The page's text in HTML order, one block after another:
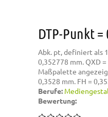
DTP-Punkt =
Abk. pt, definiert als
0,352778 mm. QXD
Maßpalette
0,3528 mm. FH =
Berufe:
Bewertung: